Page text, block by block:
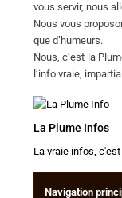
vous servir, nous
Nous vous
que d’humeurs.
Nous, c’est la
l’info vraie,
La Plume Infos
La vraie infos,
Navigation